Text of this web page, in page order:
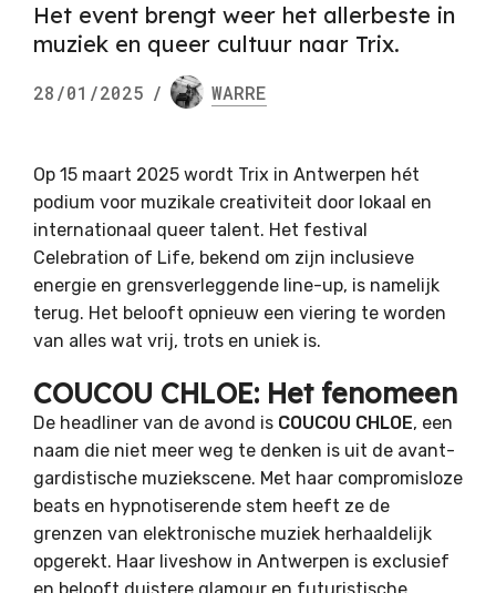
Het event brengt weer het allerbeste in
muziek en queer cultuur naar Trix.
28/01/2025 / WARRE
Op 15 maart 2025 wordt Trix in Antwerpen hét
podium voor muzikale creativiteit door lokaal en
internationaal queer talent. Het festival
Celebration of Life, bekend om zijn inclusieve
energie en grensverleggende line-up, is namelijk
terug. Het belooft opnieuw een viering te worden
van alles wat vrij, trots en uniek is.
COUCOU CHLOE: Het fenomeen
De headliner van de avond is COUCOU CHLOE, een
naam die niet meer weg te denken is uit de avant-
gardistische muziekscene. Met haar compromisloze
beats en hypnotiserende stem heeft ze de
grenzen van elektronische muziek herhaaldelijk
opgerekt. Haar liveshow in Antwerpen is exclusief